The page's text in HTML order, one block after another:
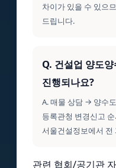
차이가 있을 수 있으
드립니다.
Q. 건설업 양도
진행되나요?
A. 매물 상담 → 양수
등록관청 변경신고
서울건설정보에서 전
관련 협회/공기관